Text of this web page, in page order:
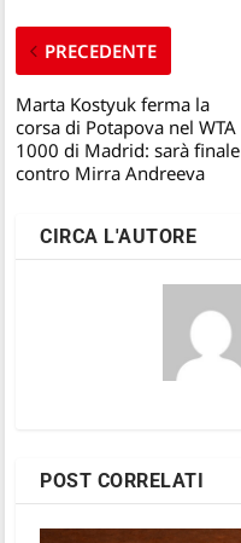
PRECEDENTE
Marta Kostyuk ferma la
corsa di Potapova nel WTA
1000 di Madrid: sarà finale
contro Mirra Andreeva
CIRCA L'AUTORE
POST CORRELATI